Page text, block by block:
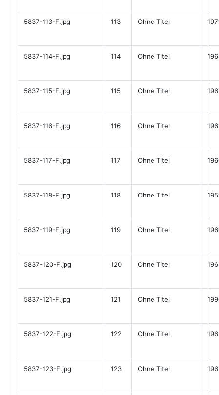
5837-113-F.jpg 113 Ohne Titel
5837-114-F.jpg 114 Ohne Titel
5837-115-F.jpg 115 Ohne Titel
5837-116-F.jpg 116 Ohne Titel
5837-117-F.jpg 117 Ohne Titel
5837-118-F.jpg 118 Ohne Titel
5837-119-F.jpg 119 Ohne Titel
5837-120-F.jpg 120 Ohne Titel
5837-121-F.jpg 121 Ohne Titel
5837-122-F.jpg 122 Ohne Titel
5837-123-F.jpg 123 Ohne Titel